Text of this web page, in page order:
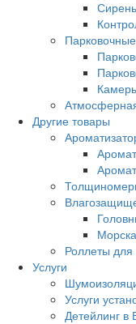
Другие товары
Роллеты для
Услуги
Услуги
Детейлинг в